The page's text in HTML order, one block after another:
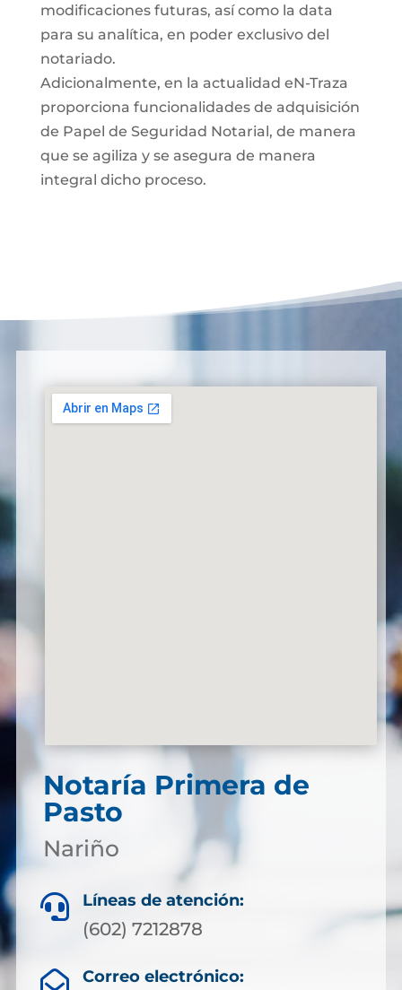
modificaciones futuras, así como la data
para su analítica, en poder exclusivo del
notariado.
Adicionalmente, en la actualidad eN-Traza
proporciona funcionalidades de adquisición
de Papel de Seguridad Notarial, de manera
que se agiliza y se asegura de manera
integral dicho proceso.
Notaría Primera de
Pasto
Nariño
 Líneas de atención:
(602) 7212878
 Correo electrónico: